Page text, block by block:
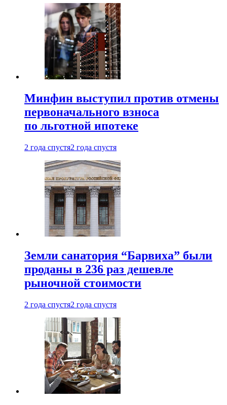
Минфин выступил против отмены
первоначального взноса
по льготной ипотеке
2 года спустя2 года спустя
Земли санатория “Барвиха” были
проданы в 236 раз дешевле
рыночной стоимости
2 года спустя2 года спустя